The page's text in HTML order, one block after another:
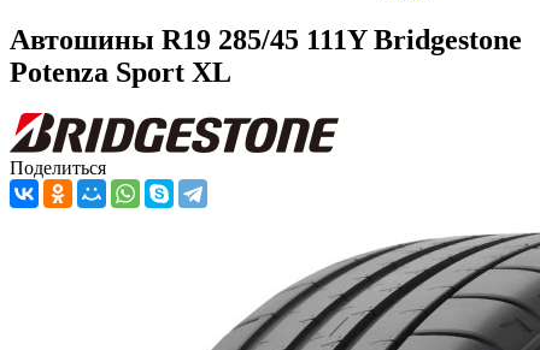
Автошины R19 285/45 111Y Bridgestone
Potenza Sport XL
Поделиться